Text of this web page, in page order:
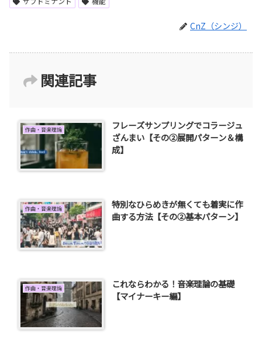
CnZ（シンジ）
関連記事
作曲・音楽理論
フレーズサンプリングでコラージュ
ざんまい【その②展開パターン＆構
成】
作曲・音楽理論
特別なひらめきが無くても着実に作
曲する方法【その②基本パターン】
作曲・音楽理論
これならわかる！音楽理論の基礎
【マイナーキー編】